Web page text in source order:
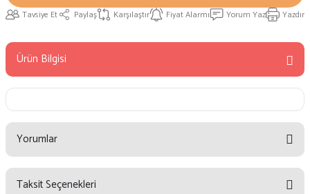
Tavsiye Et Paylaş Karşılaştır Fiyat Alarmı Yorum Yaz Yazdır
Ürün Bilgisi
Yorumlar
Taksit Seçenekleri